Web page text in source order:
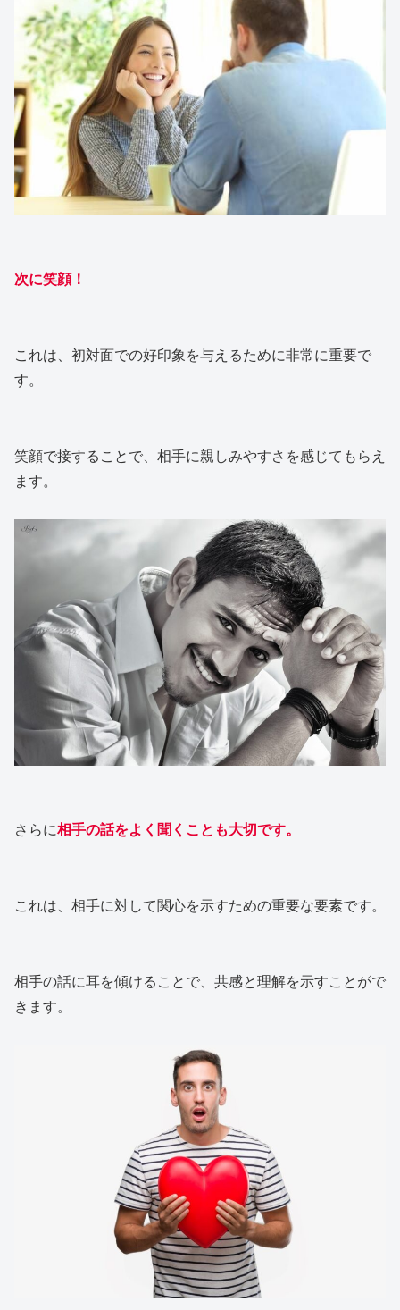
次に笑顔！
これは、初対面での好印象を与えるために非常に重要で
す。
笑顔で接することで、相手に親しみやすさを感じてもらえ
ます。
さらに相手の話をよく聞くことも大切です。
これは、相手に対して関心を示すための重要な要素です。
相手の話に耳を傾けることで、共感と理解を示すことがで
きます。